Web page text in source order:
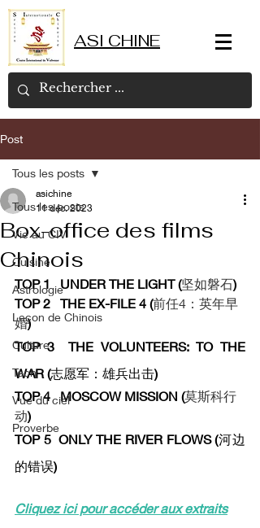
ASI CHINE
Post
Tous les posts
Vie au CIV
Cuisine
Astrologie
Leçon de Chinois
Culture
Tech
Vue du ciel
Proverbe
Tous les posts
Box-office des films
Chinois
asichine
11 déc. 2023
TOP 1   UNDER THE LIGHT (坚如磐石)
TOP 2   THE EX-FILE 4 (前任4：英年早
婚)
TOP 3  THE VOLUNTEERS: TO THE
WAR (志愿军：雄兵出击)
TOP 4   MOSCOW MISSION (莫斯科行
动)
TOP 5  ONLY THE RIVER FLOWS (河边
的错误)
Cliquez ici pour accéder aux extraits